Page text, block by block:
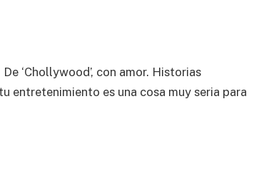
‘Chollywood’, con amor. Historias
entretenimiento es una cosa muy seria para